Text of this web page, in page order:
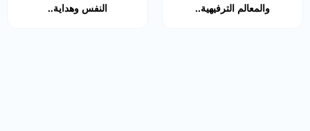
والمعالم الترفيهية..
النفس وهداية..